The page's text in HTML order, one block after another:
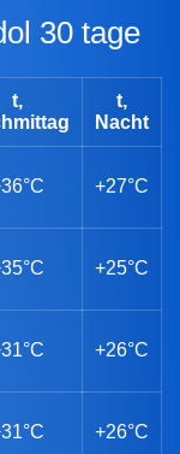
30 tage
t,
t,
Nacht
+27°C
+25°C
+26°C
+26°C